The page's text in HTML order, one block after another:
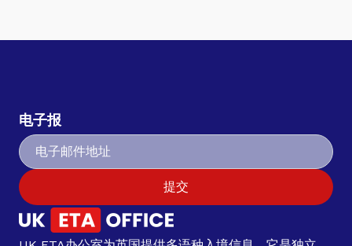
电子报
提交